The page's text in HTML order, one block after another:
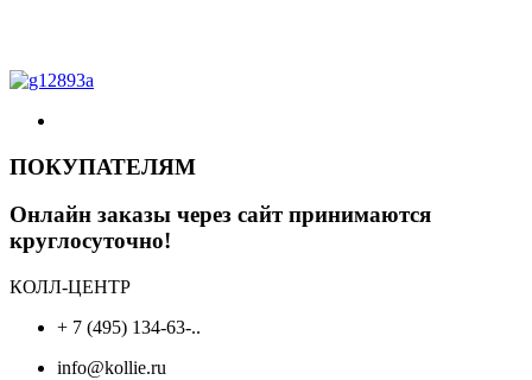
ПОКУПАТЕЛЯМ
Онлайн заказы через сайт принимаются
круглосуточно!
КОЛЛ-ЦЕНТР
+ 7 (495) 134-63-..
info@kollie.ru